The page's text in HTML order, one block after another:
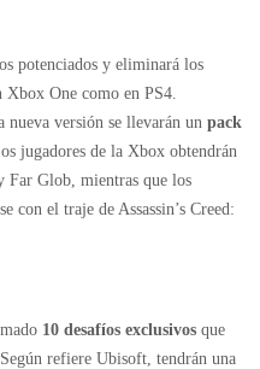
potenciados y eliminará los
Xbox One como en PS4.
nueva versión se llevarán unpack
jugadores de la Xbox obtendrán
Far Glob, mientras que los
con el traje de Assassin’s Creed:
10 desafíos exclusivos que
refiere Ubisoft, tendrán una